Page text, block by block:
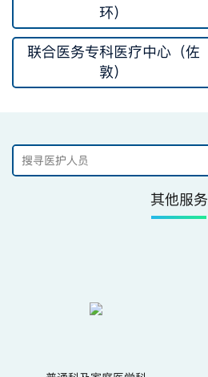
环）
联合医务专科医疗中心（佐
敦）
其他服务